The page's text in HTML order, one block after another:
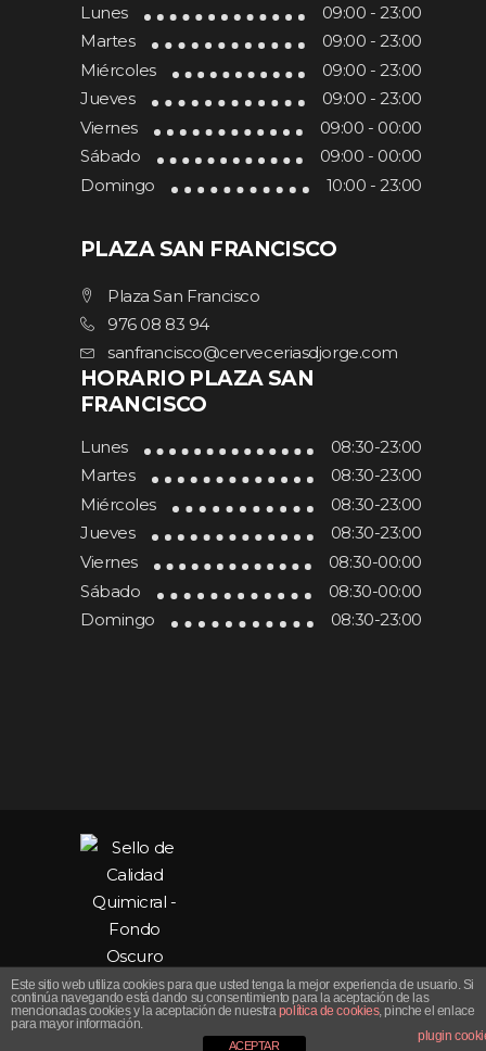
Lunes
09:00 - 23:00
Martes
09:00 - 23:00
Miércoles
09:00 - 23:00
Jueves
09:00 - 23:00
Viernes
09:00 - 00:00
Sábado
09:00 - 00:00
Domingo
10:00 - 23:00
PLAZA SAN FRANCISCO
Plaza San Francisco
976 08 83 94
sanfrancisco@cerveceriasdjorge.com
HORARIO PLAZA SAN
FRANCISCO
Lunes
08:30-23:00
Martes
08:30-23:00
Miércoles
08:30-23:00
Jueves
08:30-23:00
Viernes
08:30-00:00
Sábado
08:30-00:00
Domingo
08:30-23:00
2017 © All rights reserved
Este sitio web utiliza cookies para que usted tenga la mejor experiencia de usuario. Si
continúa navegando está dando su consentimiento para la aceptación de las
mencionadas cookies y la aceptación de nuestrapolítica de cookies, pinche el enlace
para mayor información.
plugin
ACEPTAR